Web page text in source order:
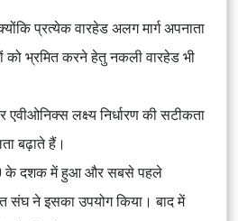
प्रत्येक वारहेड अलग मार्ग अपनाता
को भ्रमित करने हेतु नकली वारहेड भी
लक्ष्य निर्धारण की सटीकता
बढ़ाते हैं।
के दशक में हुआ और सबसे पहले
संघ ने इसका उपयोग किया। बाद में